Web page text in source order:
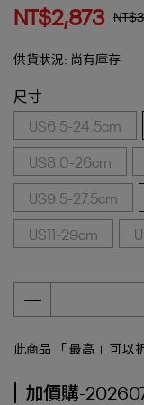
NT$2,873
供貨狀況: 尚有庫存
尺寸
US6.5-24.5cm
US8.0-26cm
US9.5-27.5cm
US11-29cm
此商品 「 最高 」可以
加價購-